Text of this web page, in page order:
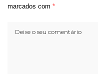
marcados com *